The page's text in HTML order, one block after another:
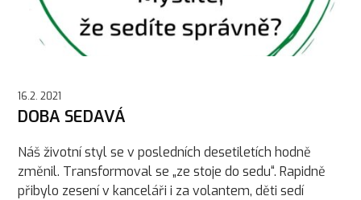
16.2. 2021
DOBA SEDAVÁ
Náš životní styl se v posledních desetiletích hodně
změnil. Transformoval se „ze stoje do sedu“. Rapidně
přibylo zesení v kanceláři i za volantem, děti sedí